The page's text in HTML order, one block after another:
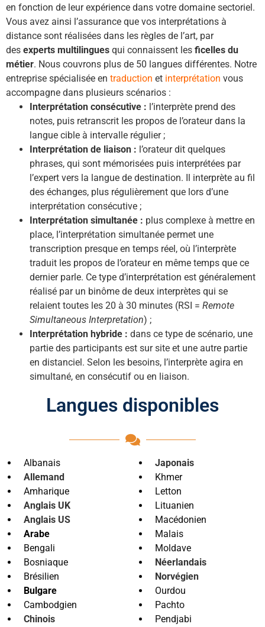
en fonction de leur expérience dans votre domaine sectoriel.
Vous avez ainsi l’assurance que vos interprétations à
distance sont réalisées dans les règles de l’art, par
des experts multilingues qui connaissent les ficelles du
métier. Nous couvrons plus de 50 langues différentes. Notre
entreprise spécialisée en traduction et interprétation vous
accompagne dans plusieurs scénarios :
Interprétation consécutive : l’interprète prend des
notes, puis retranscrit les propos de l’orateur dans la
langue cible à intervalle régulier ;
Interprétation de liaison : l’orateur dit quelques
phrases, qui sont mémorisées puis interprétées par
l’expert vers la langue de destination. Il interprète au fil
des échanges, plus régulièrement que lors d’une
interprétation consécutive ;
Interprétation simultanée : plus complexe à mettre en
place, l’interprétation simultanée permet une
transcription presque en temps réel, où l’interprète
traduit les propos de l’orateur en même temps que ce
dernier parle. Ce type d’interprétation est généralement
réalisé par un binôme de deux interprètes qui se
relaient toutes les 20 à 30 minutes (RSI = Remote
Simultaneous Interpretation) ;
Interprétation hybride : dans ce type de scénario, une
partie des participants est sur site et une autre partie
en distanciel. Selon les besoins, l’interprète agira en
simultané, en consécutif ou en liaison.
Langues disponibles
Albanais
Allemand
Amharique
Anglais UK
Anglais US
Arabe
Bengali
Bosniaque
Brésilien
Bulgare
Cambodgien
Chinois
Japonais
Khmer
Letton
Lituanien
Macédonien
Malais
Moldave
Néerlandais
Norvégien
Ourdou
Pachto
Pendjabi